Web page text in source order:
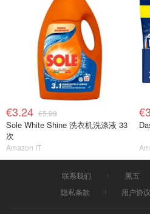
€3.24 €5.99
Sole White Shine 洗衣机洗涤液 33
次
Amazon IT
联系我们 黑五
隐私条款
用户协议